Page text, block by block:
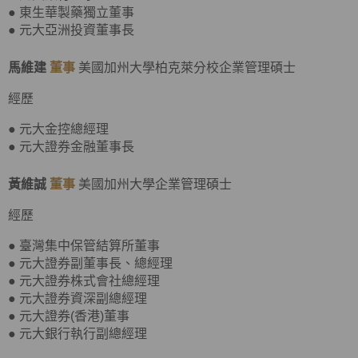
● 東生華製藥獨立董事
● 元大亞洲投資董事長
馬維建 董事 美國加州大學柏克萊分校企業管理碩士
經歷
● 元大金控總經理
● 元大證券金融董事長
黃維誠 董事 美國加州大學企業管理碩士
經歷
● 臺灣集中保管結算所董事
● 元大證券副董事長、總經理
● 元大證券株式會社總經理
● 元大證券資深副總經理
● 元大證券(香港)董事
● 元大銀行執行副總經理